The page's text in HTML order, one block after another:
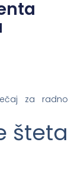
za radno
šteta